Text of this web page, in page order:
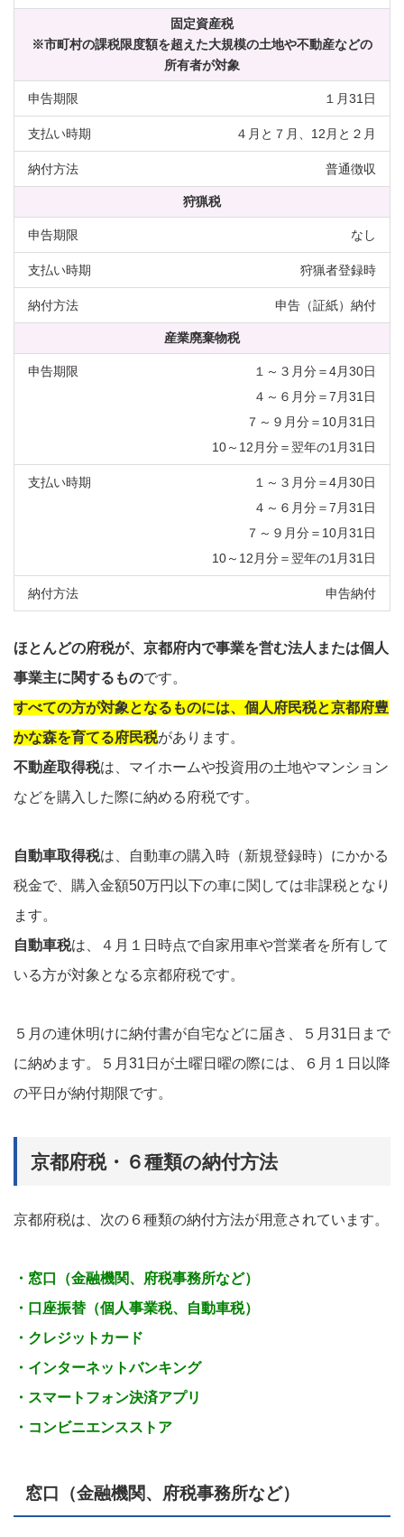
固定資産税
※市町村の課税限度額を超えた大規模の土地や不動産などの
所有者が対象
１月31日
４月と７月、12月と２月
普通徴収
狩猟税
なし
狩猟者登録時
申告（証紙）納付
産業廃棄物税
１～３月分＝4月30日
４～６月分＝7月31日
７～９月分＝10月31日
10～12月分＝翌年の1月31日
１～３月分＝4月30日
４～６月分＝7月31日
７～９月分＝10月31日
10～12月分＝翌年の1月31日
申告納付
ほとんどの府税が、京都府内で事業を営む法人または個人
事業主に関するものです。
すべての方が対象となるものには、個人府民税と京都府豊
かな森を育てる府民税があります。
不動産取得税は、マイホームや投資用の土地やマンション
などを購入した際に納める府税です。
自動車取得税は、自動車の購入時（新規登録時）にかかる
税金で、購入金額50万円以下の車に関しては非課税となり
ます。
自動車税は、４月１日時点で自家用車や営業者を所有して
いる方が対象となる京都府税です。
５月の連休明けに納付書が自宅などに届き、５月31日まで
に納めます。５月31日が土曜日曜の際には、６月１日以降
の平日が納付期限です。
京都府税・６種類の納付方法
京都府税は、次の６種類の納付方法が用意されています。
・窓口（金融機関、府税事務所など）
・口座振替（個人事業税、自動車税）
・クレジットカード
・インターネットバンキング
・スマートフォン決済アプリ
・コンビニエンスストア
窓口（金融機関、府税事務所など）